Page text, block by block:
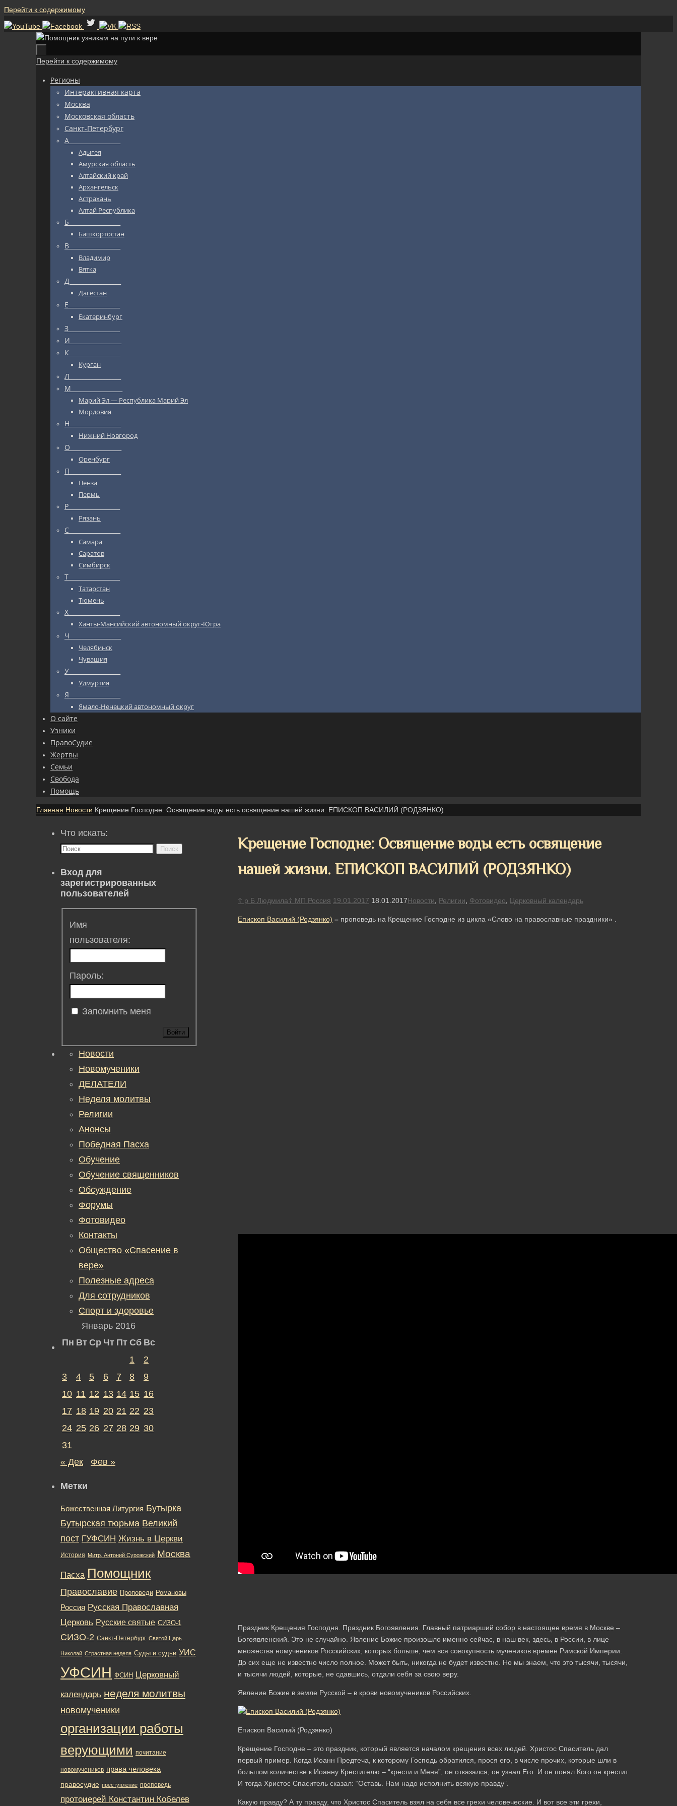
Перейти к содержимому
Перейти к содержимому
Регионы
Интерактивная карта
Москва
Московская область
Санкт-Петербург
А_________________
Адыгея
Амурская область
Алтайский край
Архангельск
Астрахань
Алтай Республика
Б_________________
Башкортостан
В_________________
Владимир
Вятка
Д_________________
Дагестан
Е_________________
Екатеринбург
З_________________
И_________________
К_________________
Курган
Л_________________
М_________________
Марий Эл — Республика Марий Эл
Мордовия
Н_________________
Нижний Новгород
О_________________
Оренбург
П_________________
Пенза
Пермь
Р_________________
Рязань
С_________________
Самара
Саратов
Симбирск
Т_________________
Татарстан
Тюмень
Х_________________
Ханты-Мансийский автономный округ-Югра
Ч_________________
Челябинск
Чувашия
У_________________
Удмуртия
Я_________________
Ямало-Ненецкий автономный округ
О сайте
Узники
ПравоСудие
Жертвы
Семьи
Свобода
Помощь
Главная Новости Крещение Господне: Освящение воды есть освящение нашей жизни. ЕПИСКОП ВАСИЛИЙ (РОДЗЯНКО)
Крещение Господне: Освящение воды есть освящение
нашей жизни. ЕПИСКОП ВАСИЛИЙ (РОДЗЯНКО)
☦ р Б Людмила☦ МП Россия 19.01.2017 18.01.2017Новости Религии Фотовидео Церковный календарь
Епископ Василий (Родзянко) – проповедь на Крещение Господне из цикла «Слово на православные праздники» .
Праздник Крещения Господня. Праздник Богоявления. Главный патриарший собор в настоящее время в Москве –
Богоявленский. Это не случайно. Явление Божие произошло именно сейчас, в наш век, здесь, в России, в лице
множества номучеников Росскийских, которых больше, чем вся совокупность мучеников времен Римской Империи.
До сих еще не известно число полное. Может быть, никогда не будет известно. Но мы знаем, что это тысячи, тысячи,
и тысячи людей, которые, не сдавшись, отдали себя за свою веру.
Явление Божие в земле Русской – в крови новомучеников Российских.
Епископ Василий (Родзянко)
Крещение Господне – это праздник, который является началом крещения всех людей. Христос Спаситель дал
первый пример. Когда Иоанн Предтеча, к которому Господь обратился, прося его, в числе прочих, которые шли в
большом количестве к Иоанну Крестителю – “крести и Меня”, он отказался, он узнал Его. И он понял Кого он крестит.
И тогда Христос Спаситель сказал: “Оставь. Нам надо исполнить всякую правду”.
Какую правду? А ту правду, что Христос Спаситель взял на себя все грехи человеческие. И вот все эти грехи,
Что искать:
Поиск
Вход для
зарегистрированных
пользователей
Имя
пользователя:
Пароль:
Запомнить меня
Войти
Новости
Новомученики
ДЕЛАТЕЛИ
Неделя молитвы
Религии
Анонсы
Победная Пасха
Обучение
Обучение священников
Обсуждение
Форумы
Фотовидео
Контакты
Общество «Спасение в
вере»
Полезные адреса
Для сотрудников
Спорт и здоровье
Январь 2016
Пн Вт Ср Чт Пт Сб Вс
1
2
3
4 5 6 7 8
9
10 11 12 13 14 15 16
17 18 19 20 21 22 23
24 25 26 27 28 29 30
31
« Дек
Фев »
Метки
Божественная Литургия Бутырка
Бутырская тюрьма Великий
пост ГУФСИН Жизнь в Церкви
История Митр. Антоний Сурожский Москва
Пасха Помощник
Православие Проповеди Романовы
Россия Русская Православная
Церковь Русские святые СИЗО-1
СИЗО-2 Санкт-Петербург Святой Царь
Николай Страстная неделя Суды и судьи УИС
УФСИН ФСИН Церковный
календарь неделя молитвы
новомученики
организации работы
верующими почитание
новомучеников права человека
правосудие преступление проповедь
протоиерей Константин Кобелев